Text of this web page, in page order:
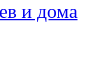
и дома